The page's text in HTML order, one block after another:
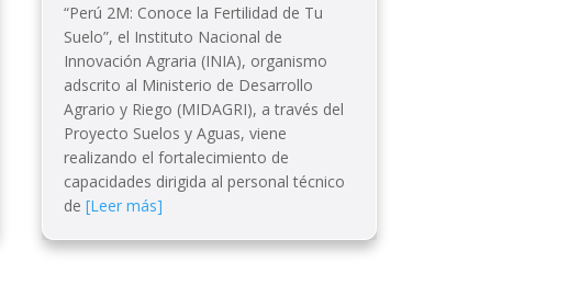
“Perú 2M: Conoce la Fertilidad de Tu
Suelo”, el Instituto Nacional de
Innovación Agraria (INIA), organismo
adscrito al Ministerio de Desarrollo
Agrario y Riego (MIDAGRI), a través del
Proyecto Suelos y Aguas, viene
realizando el fortalecimiento de
capacidades dirigida al personal técnico
de[Leer más]